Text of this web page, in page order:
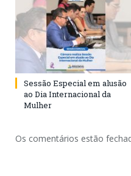
Sessão Especial em alusão
ao Dia Internacional da
Mulher
Os comentários estão